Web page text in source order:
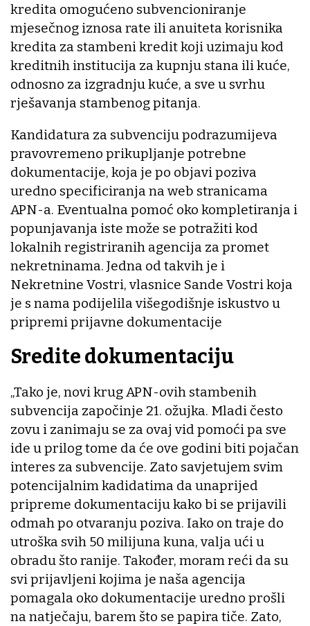
kredita omogućeno subvencioniranje
mjesečnog iznosa rate ili anuiteta korisnika
kredita za stambeni kredit koji uzimaju kod
kreditnih institucija za kupnju stana ili kuće,
odnosno za izgradnju kuće, a sve u svrhu
rješavanja stambenog pitanja.
Kandidatura za subvenciju podrazumijeva
pravovremeno prikupljanje potrebne
dokumentacije, koja je po objavi poziva
uredno specificiranja na web stranicama
APN-a. Eventualna pomoć oko kompletiranja i
popunjavanja iste može se potražiti kod
lokalnih registriranih agencija za promet
nekretninama. Jedna od takvih je i
Nekretnine Vostri, vlasnice Sande Vostri koja
je s nama podijelila višegodišnje iskustvo u
pripremi prijavne dokumentacije
Sredite dokumentaciju
„Tako je, novi krug APN-ovih stambenih
subvencija započinje 21. ožujka. Mladi često
zovu i zanimaju se za ovaj vid pomoći pa sve
ide u prilog tome da će ove godini biti pojačan
interes za subvencije. Zato savjetujem svim
potencijalnim kadidatima da unaprijed
pripreme dokumentaciju kako bi se prijavili
odmah po otvaranju poziva. Iako on traje do
utroška svih 50 milijuna kuna, valja ući u
obradu što ranije. Također, moram reći da su
svi prijavljeni kojima je naša agencija
pomagala oko dokumentacije uredno prošli
na natječaju, barem što se papira tiče. Zato,